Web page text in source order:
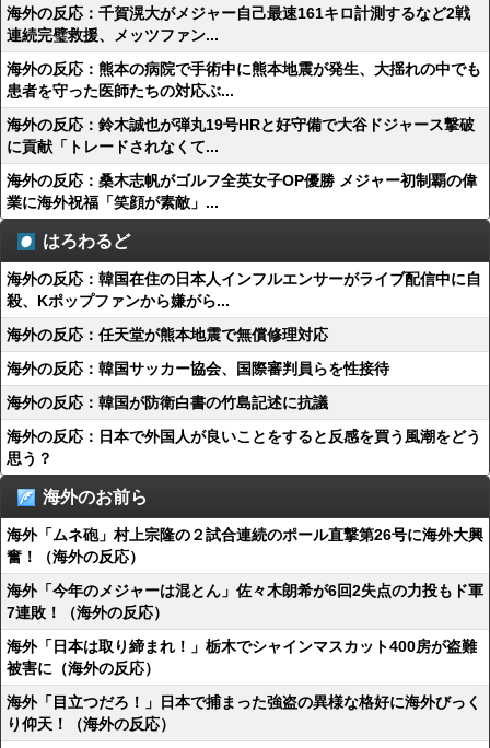
海外の反応：千賀滉大がメジャー自己最速161キロ計測するなど2戦
連続完璧救援、メッツファン...
海外の反応：熊本の病院で手術中に熊本地震が発生、大揺れの中でも
患者を守った医師たちの対応ぶ...
海外の反応：鈴木誠也が弾丸19号HRと好守備で大谷ドジャース撃破
に貢献「トレードされなくて...
海外の反応：桑木志帆がゴルフ全英女子OP優勝 メジャー初制覇の偉
業に海外祝福「笑顔が素敵」...
はろわるど
海外の反応：韓国在住の日本人インフルエンサーがライブ配信中に自
殺、Kポップファンから嫌がら...
海外の反応：任天堂が熊本地震で無償修理対応
海外の反応：韓国サッカー協会、国際審判員らを性接待
海外の反応：韓国が防衛白書の竹島記述に抗議
海外の反応：日本で外国人が良いことをすると反感を買う風潮をどう
思う？
海外のお前ら
海外「ムネ砲」村上宗隆の２試合連続のポール直撃第26号に海外大興
奮！（海外の反応）
海外「今年のメジャーは混とん」佐々木朗希が6回2失点の力投もド軍
7連敗！（海外の反応）
海外「日本は取り締まれ！」栃木でシャインマスカット400房が盗難
被害に（海外の反応）
海外「目立つだろ！」日本で捕まった強盗の異様な格好に海外びっく
り仰天！（海外の反応）